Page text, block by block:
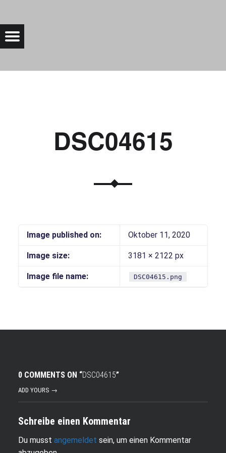
Menu
DSC04615
Image published on: Oktober 11, 2020
Image size: 3181 × 2122 px
Image file name: DSC04615.png
0 COMMENTS ON “DSC04615”
ADD YOURS →
Schreibe einen Kommentar
Du musst angemeldet sein, um einen Kommentar